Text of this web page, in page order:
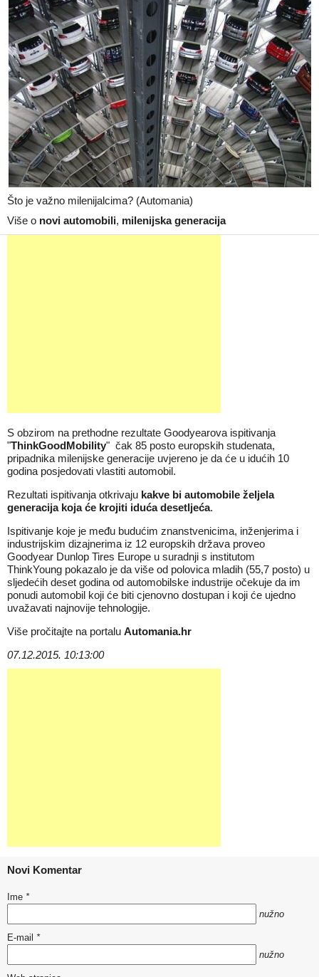
Što je važno milenijalcima? (Automania)
Više o novi automobili, milenijska generacija
S obzirom na prethodne rezultate Goodyearova ispitivanja
"ThinkGoodMobility" čak 85 posto europskih studenata,
pripadnika milenijske generacije uvjereno je da će u idućih 10
godina posjedovati vlastiti automobil.
Rezultati ispitivanja otkrivaju kakve bi automobile željela
generacija koja će krojiti iduća desetljeća.
Ispitivanje koje je među budućim znanstvenicima, inženjerima i
industrijskim dizajnerima iz 12 europskih država proveo
Goodyear Dunlop Tires Europe u suradnji s institutom
ThinkYoung pokazalo je da više od polovica mladih (55,7 posto) u
sljedećih deset godina od automobilske industrije očekuje da im
ponudi automobil koji će biti cjenovno dostupan i koji će ujedno
uvažavati najnovije tehnologije.
Više pročitajte na portalu Automania.hr
07.12.2015. 10:13:00
Novi Komentar
Ime *
nužno
E-mail *
nužno